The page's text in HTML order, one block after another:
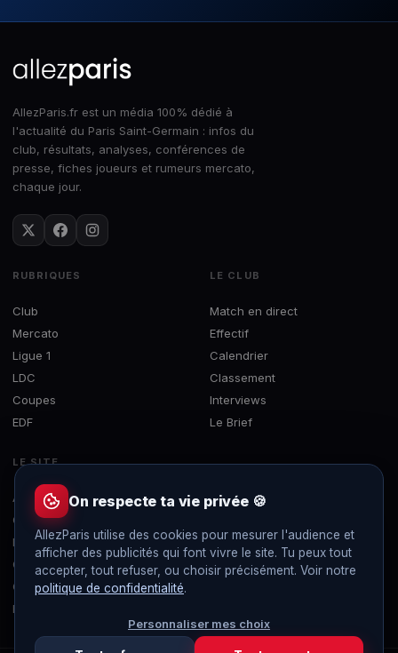
AllezParis.fr est un média 100% dédié à
l'actualité du Paris Saint-Germain : infos du
club, résultats, analyses, conférences de
presse, fiches joueurs et rumeurs mercato,
chaque jour.
RUBRIQUES
Club
Mercato
Ligue 1
LDC
Coupes
EDF
LE CLUB
Match en direct
Effectif
Calendrier
Classement
Interviews
Le Brief
LE SITE
À propos
Contact
Mentions légales
Confidentialité
Gérer les cookies
Flux RSS
On respecte ta vie privée 🍪
AllezParis utilise des cookies pour mesurer l'audience et
afficher des publicités qui font vivre le site. Tu peux tout
accepter, tout refuser, ou choisir précisément. Voir notre
politique de confidentialité.
Personnaliser mes choix